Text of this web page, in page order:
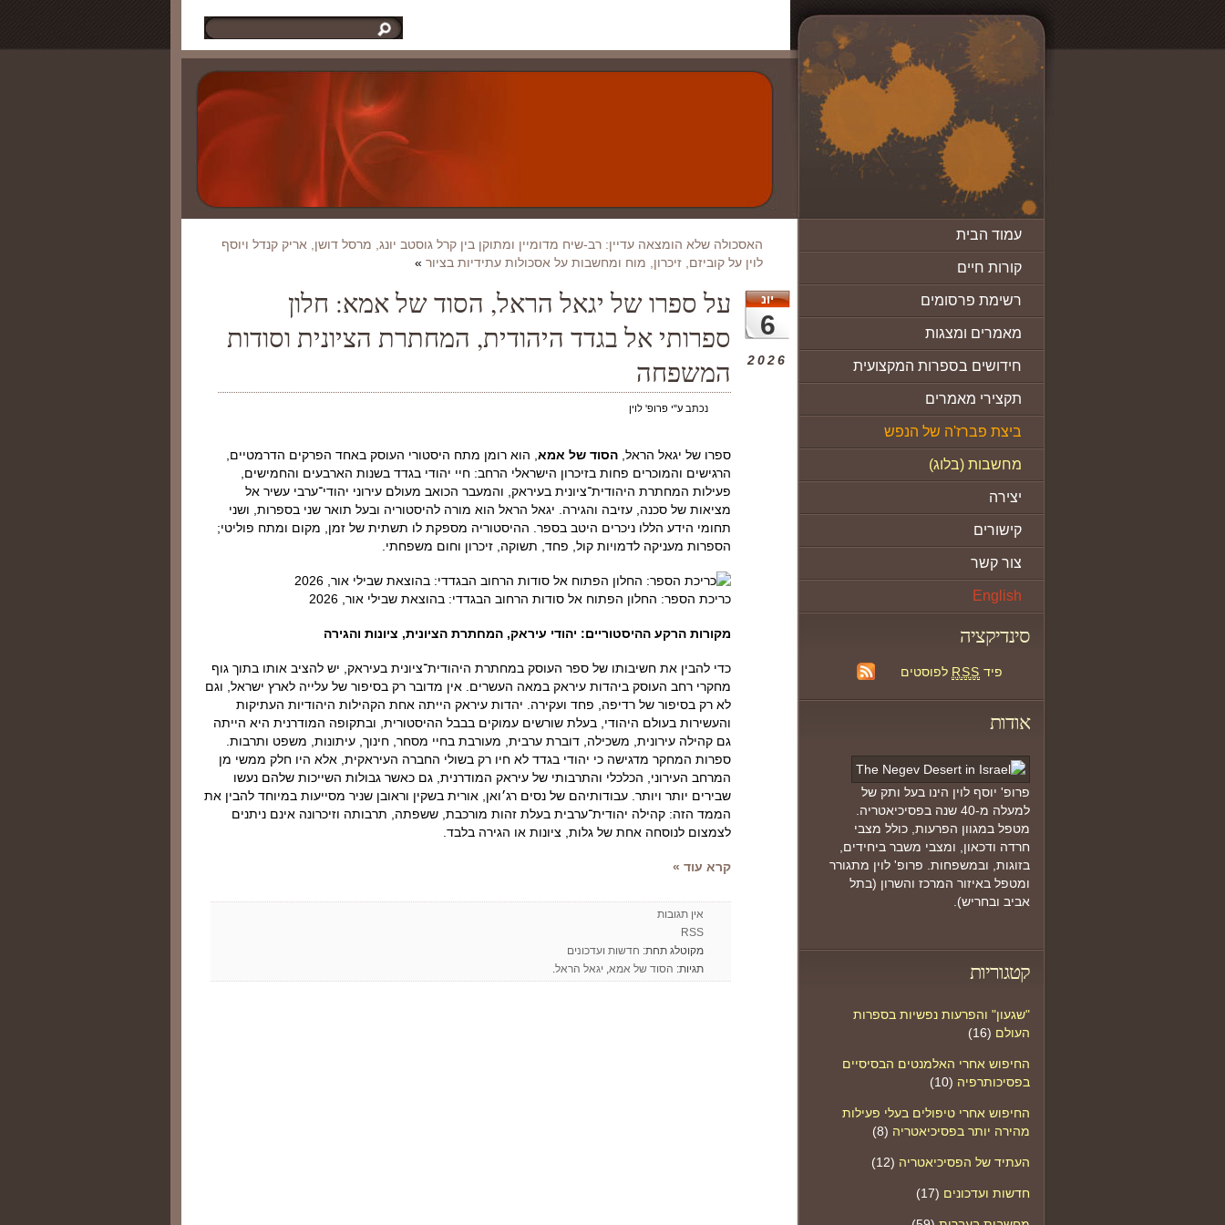
עמוד הבית
קורות חיים
רשימת פרסומים
מאמרים ומצגות
חידושים בספרות המקצועית
תקצירי מאמרים
ביצת פברז'ה של הנפש
מחשבות (בלוג)
יצירה
קישורים
צור קשר
English
סינדיקציה
פיד RSS לפוסטים
אודות
פרופ' יוסף לוין הינו בעל ותק של
למעלה מ-40 שנה בפסיכיאטריה.
מטפל במגוון הפרעות, כולל מצבי
חרדה ודכאון, ומצבי משבר ביחידים,
בזוגות, ובמשפחות. פרופ' לוין מתגורר
ומטפל באיזור המרכז והשרון (בתל
אביב ובחריש).
קטגוריות
"שגעון" והפרעות נפשיות בספרות
העולם (16)
החיפוש אחרי האלמנטים הבסיסיים
בפסיכותרפיה (10)
החיפוש אחרי טיפולים בעלי פעילות
מהירה יותר בפסיכיאטריה (8)
העתיד של הפסיכיאטריה (12)
חדשות ועדכונים (17)
האסכולה שלא הומצאה עדיין: רב-שיח מדומיין ומתוקן בין קרל גוסטב יונג, מרסל דושן, אריק קנדל ויוסף
לוין על קוביזם, זיכרון, מוח ומחשבות על אסכולות עתידיות בציור »
יונ
6
2026
על ספרו של יגאל הראל, הסוד של אמא: חלון
ספרותי אל בגדד היהודית, המחתרת הציונית וסודות
המשפחה
נכתב ע"י פרופ' לוין
ספרו של יגאל הראל, הסוד של אמא , הוא רומן מתח היסטורי העוסק באחד הפרקים הדרמטיים,
הרגישים והמוכרים פחות בזיכרון הישראלי הרחב: חיי יהודי בגדד בשנות הארבעים והחמישים,
פעילות המחתרת היהודית־ציונית בעיראק, והמעבר הכואב מעולם עירוני יהודי־ערבי עשיר אל
מציאות של סכנה, עזיבה והגירה. יגאל הראל הוא מורה להיסטוריה ובעל תואר שני בספרות, ושני
תחומי הידע הללו ניכרים היטב בספר. ההיסטוריה מספקת לו תשתית של זמן, מקום ומתח פוליטי;
הספרות מעניקה לדמויות קול, פחד, תשוקה, זיכרון וחום משפחתי.
כריכת הספר: החלון הפתוח אל סודות הרחוב הבגדדי: בהוצאת שבילי אור, 2026
מקורות הרקע ההיסטוריים: יהודי עיראק, המחתרת הציונית, ציונות והגירה
כדי להבין את חשיבותו של ספר העוסק במחתרת היהודית־ציונית בעיראק, יש להציב אותו בתוך גוף
מחקרי רחב העוסק ביהדות עיראק במאה העשרים. אין מדובר רק בסיפור של עלייה לארץ ישראל, וגם
לא רק בסיפור של רדיפה, פחד ועקירה. יהדות עיראק הייתה אחת הקהילות היהודיות העתיקות
והעשירות בעולם היהודי, בעלת שורשים עמוקים בבבל ההיסטורית, ובתקופה המודרנית היא הייתה
גם קהילה עירונית, משכילה, דוברת ערבית, מעורבת בחיי מסחר, חינוך, עיתונות, משפט ותרבות.
ספרות המחקר מדגישה כי יהודי בגדד לא חיו רק בשולי החברה העיראקית, אלא היו חלק ממשי מן
המרחב העירוני, הכלכלי והתרבותי של עיראק המודרנית, גם כאשר גבולות השייכות שלהם נעשו
שבירים יותר ויותר. עבודותיהם של נסים רג׳ואן, אורית בשקין וראובן שניר מסייעות במיוחד להבין את
הממד הזה: קהילה יהודית־ערבית בעלת זהות מורכבת, ששפתה, תרבותה וזיכרונה אינם ניתנים
לצמצום לנוסחה אחת של גלות, ציונות או הגירה בלבד.
קרא עוד »
אין תגובות
RSS
מקוטלג תחת: חדשות ועדכונים
תגיות: הסוד של אמא, יגאל הראל.